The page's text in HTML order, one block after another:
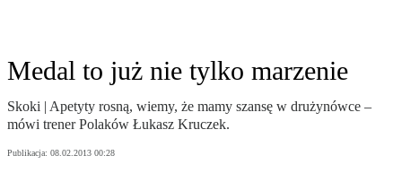
Medal to już nie tylko marzenie
Skoki | Apetyty rosną, wiemy, że mamy szansę w drużynówce –
mówi trener Polaków Łukasz Kruczek.
Publikacja: 08.02.2013 00:28